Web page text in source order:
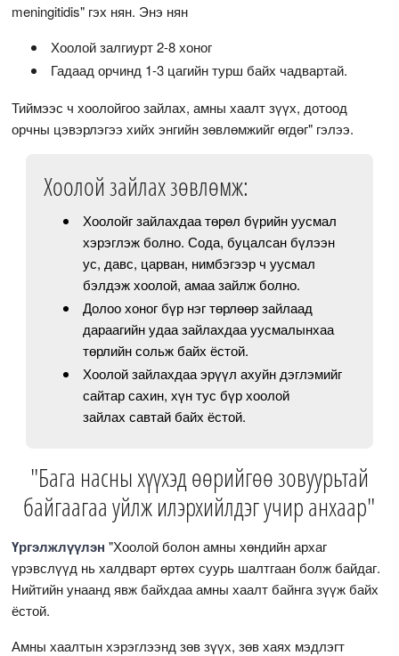
meningitidis" гэх нян. Энэ нян
Хоолой залгиурт 2-8 хоног
Гадаад орчинд 1-3 цагийн турш байх чадвартай.
Тиймээс ч хоолойгоо зайлах, амны хаалт зүүх, дотоод
орчны цэвэрлэгээ хийх энгийн зөвлөмжийг өгдөг" гэлээ.
Хоолой зайлах зөвлөмж:
Хоолойг зайлахдаа төрөл бүрийн уусмал
хэрэглэж болно. Сода, буцалсан бүлээн
ус, давс, царван, нимбэгээр ч уусмал
бэлдэж хоолой, амаа зайлж болно.
Долоо хоног бүр нэг төрлөөр зайлаад
дараагийн удаа зайлахдаа уусмалынхаа
төрлийн сольж байх ёстой.
Хоолой зайлахдаа эрүүл ахуйн дэглэмийг
сайтар сахин, хүн тус бүр хоолой
зайлах савтай байх ёстой.
"Бага насны хүүхэд өөрийгөө зовуурьтай
байгаагаа уйлж илэрхийлдэг учир анхаар"
Үргэлжлүүлэн "Хоолой болон амны хөндийн архаг
үрэвслүүд нь халдварт өртөх суурь шалтгаан болж байдаг.
Нийтийн унаанд явж байхдаа амны хаалт байнга зүүж байх
ёстой.
Амны хаалтын хэрэглээнд зөв зүүх, зөв хаях мэдлэгт